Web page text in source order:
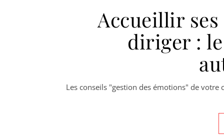
Accueillir
diriger :
Les conseils "gestion des émotions" de votre